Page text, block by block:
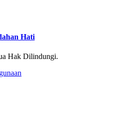
Hati
Hak Dilindungi.